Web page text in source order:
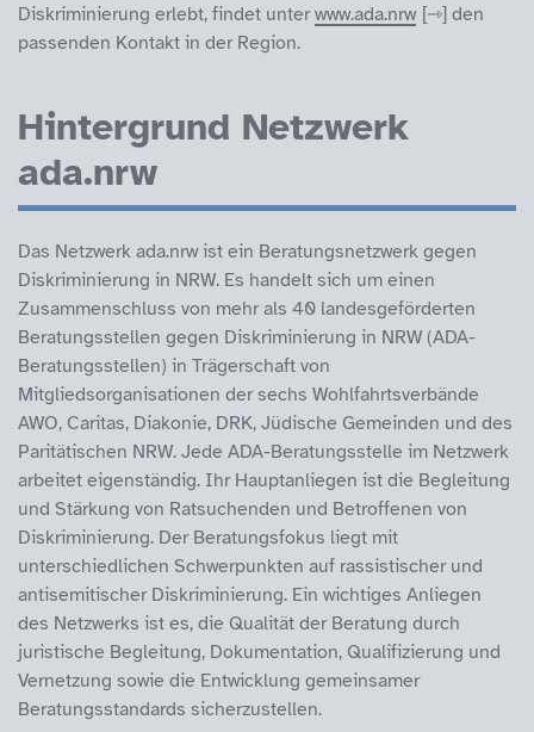
Diskriminierung erlebt, findet unterwww.ada.nrw
den
passenden Kontakt in der Region.
Hintergrund Netzwerk
ada.nrw
Das Netzwerk ada.nrw ist ein Beratungsnetzwerk gegen
Diskriminierung in NRW. Es handelt sich um einen
Zusammenschluss von mehr als 40 landesgeförderten
Beratungsstellen gegen Diskriminierung in NRW (ADA-
Beratungsstellen) in Trägerschaft von
Mitgliedsorganisationen der sechs Wohlfahrtsverbände
AWO, Caritas, Diakonie, DRK, Jüdische Gemeinden und des
Paritätischen NRW. Jede ADA-Beratungsstelle im Netzwerk
arbeitet eigenständig. Ihr Hauptanliegen ist die Begleitung
und Stärkung von Ratsuchenden und Betroffenen von
Diskriminierung. Der Beratungsfokus liegt mit
unterschiedlichen Schwerpunkten auf rassistischer und
antisemitischer Diskriminierung. Ein wichtiges Anliegen
des Netzwerks ist es, die Qualität der Beratung durch
juristische Begleitung, Dokumentation, Qualifizierung und
Vernetzung sowie die Entwicklung gemeinsamer
Beratungsstandards sicherzustellen.